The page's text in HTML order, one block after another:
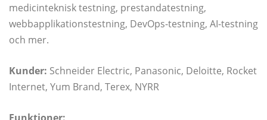
medicinteknisk testning, prestandatestning,
webbapplikationstestning, DevOps-testning, AI-testning
och mer.
Kunder: Schneider Electric, Panasonic, Deloitte, Rocket
Internet, Yum Brand, Terex, NYRR